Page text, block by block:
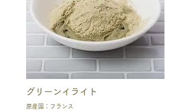
グリーンイライト
原産国：フランス